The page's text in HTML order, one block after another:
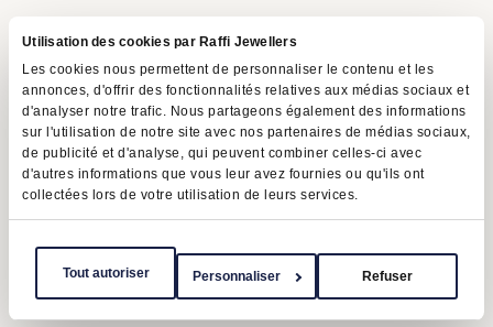
Utilisation des cookies par Raffi Jewellers
Les cookies nous permettent de personnaliser le contenu et les
annonces, d'offrir des fonctionnalités relatives aux médias sociaux et
d'analyser notre trafic. Nous partageons également des informations
sur l'utilisation de notre site avec nos partenaires de médias sociaux,
de publicité et d'analyse, qui peuvent combiner celles-ci avec
d'autres informations que vous leur avez fournies ou qu'ils ont
collectées lors de votre utilisation de leurs services.
Tout autoriser Personnaliser Refuser
Conditions d'utilisation Politique de confidentialité
LAPHO
Copyright © 2026 | Raffi Jewellers Inc., tous droits réservés.